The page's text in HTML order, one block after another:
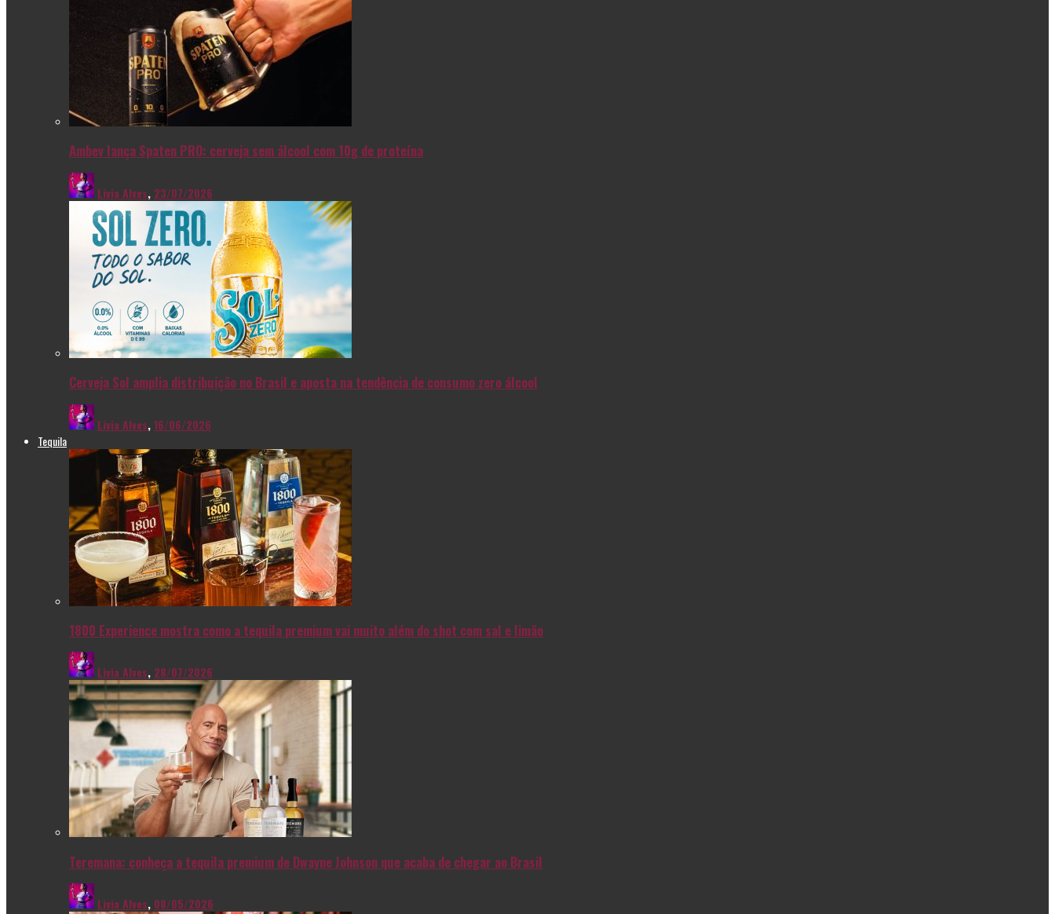
Ambev lança Spaten PRO: cerveja sem álcool com 10g de proteína
Livia Alves, 23/07/2026
Cerveja Sol amplia distribuição no Brasil e aposta na tendência de consumo zero álcool
Livia Alves,16/06/2026
Tequila
1800 Experience mostra como a tequila premium vai muito além do shot com sal e limão
Livia Alves, 28/07/2026
Teremana: conheça a tequila premium de Dwayne Johnson que acaba de chegar ao Brasil
Livia Alves, 08/05/2026